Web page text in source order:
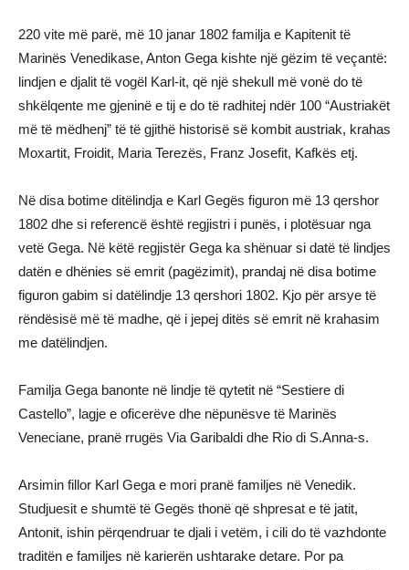
220 vite më parë, më 10 janar 1802 familja e Kapitenit të
Marinës Venedikase, Anton Gega kishte një gëzim të veçantë:
lindjen e djalit të vogël Karl-it, që një shekull më vonë do të
shkëlqente me gjeninë e tij e do të radhitej ndër 100 “Austriakët
më të mëdhenj” të të gjithë historisë së kombit austriak, krahas
Moxartit, Froidit, Maria Terezës, Franz Josefit, Kafkës etj.
Nё disa botime ditёlindja e Karl Gegёs figuron mё 13 qershor
1802 dhe si referencё është regjistri i punёs, i plotёsuar nga
vetё Gega. Nё kёtё regjistёr Gega ka shёnuar si datё tё lindjes
datёn e dhёnies sё emrit (pagёzimit), prandaj nё disa botime
figuron gabim si datёlindje 13 qershori 1802. Kjo pёr arsye tё
rёndёsisё mё tё madhe, qё i jepej ditёs sё emrit nё krahasim
me datёlindjen.
Familja Gega banonte në lindje të qytetit në “Sestiere di
Castello”, lagje e oficerëve dhe nëpunësve të Marinës
Veneciane, pranë rrugës Via Garibaldi dhe Rio di S.Anna-s.
Arsimin fillor Karl Gega e mori pranё familjes nё Venedik.
Studjuesit e shumtё tё Gegёs thonё qё shpresat e tё jatit,
Antonit, ishin pёrqendruar te djali i vetёm, i cili do tё vazhdonte
traditёn e familjes nё karierёn ushtarake detare. Por pa